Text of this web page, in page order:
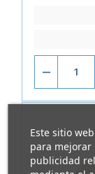
Este sitio
para mejorar
publicidad